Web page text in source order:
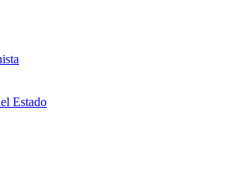
Estado